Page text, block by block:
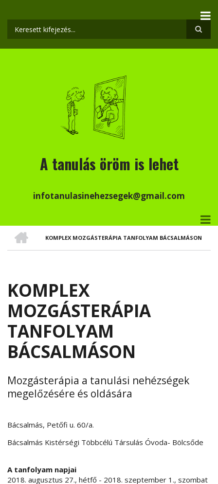
tartalomra
Keresés
A tanulás öröm is lehet
infotanulasinehezsegek@gmail.com
MORZSA
KOMPLEX MOZGÁSTERÁPIA TANFOLYAM BÁCSALMÁSON
KOMPLEX
MOZGÁSTERÁPIA
TANFOLYAM
BÁCSALMÁSON
Mozgásterápia a tanulási nehézségek
megelőzésére és oldására
Bácsalmás, Petőfi u. 60/a.
Bácsalmás Kistérségi Többcélú Társulás Óvoda- Bölcsőde
A tanfolyam napjai
2018. augusztus 27., hétfő - 2018. szeptember 1., szombat